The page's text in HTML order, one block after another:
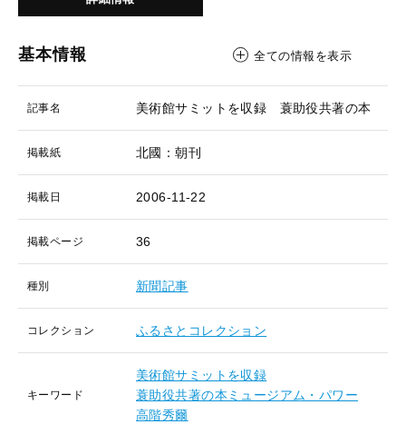
基本情報 全ての情報を表示
記事名 美術館サミットを収録 蓑助役共著の本
掲載紙 北國：朝刊
掲載日 2006-11-22
掲載ページ 36
種別 新聞記事
コレクション ふるさとコレクション
キーワード
美術館サミットを収録
蓑助役共著の本ミュージアム・パワー
高階秀爾